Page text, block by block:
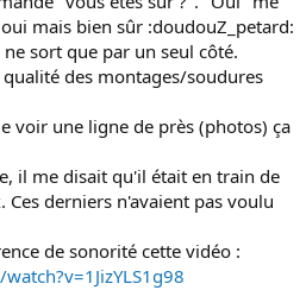
mais bien sûr :doudouZ_petard:
sort que par un seul côté.
des montages/soudures
voir une ligne de près (photos) ça
il me disait qu'il était en train de
derniers n'avaient pas voulu
de sonorité cette vidéo :